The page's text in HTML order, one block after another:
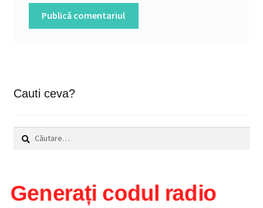
Cauti ceva?
Caută
după:
Generați codul radio